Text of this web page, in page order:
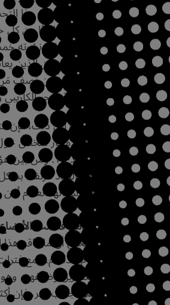
ومنطقة البحر
من سكانها انعدام
عوامل فاقمت
عام 2030م.
الكثيرين وظائفهم،
على جانب آخر، فإن